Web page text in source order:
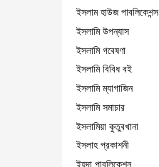
ইসলাম হাউজ পাবলিকেশন্স
ইসলামি উপন্যাস
ইসলামি গবেষণা
ইসলামি বিবিধ বই
ইসলামি ম্যাগাজিন
ইসলামি সমাচার
ইসলামিয়া কুতুবখানা
ইসলাহ প্রকাশনী
ইহদা পাবলিকেশন